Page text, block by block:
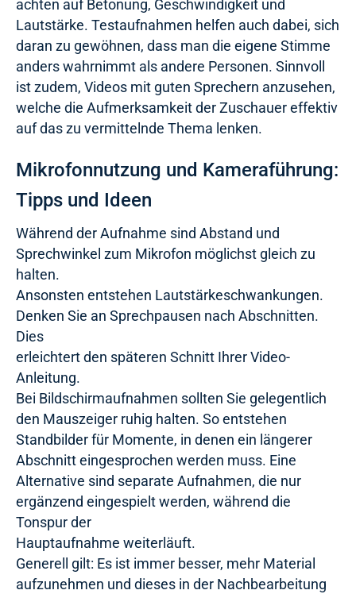
achten auf Betonung, Geschwindigkeit und
Lautstärke. Testaufnahmen helfen auch dabei, sich
daran zu gewöhnen, dass man die eigene Stimme
anders wahrnimmt als andere Personen. Sinnvoll
ist zudem, Videos mit guten Sprechern anzusehen,
welche die Aufmerksamkeit der Zuschauer effektiv
auf das zu vermittelnde Thema lenken.
Mikrofonnutzung und Kameraführung:
Tipps und Ideen
Während der Aufnahme sind Abstand und
Sprechwinkel zum Mikrofon möglichst gleich zu
halten.
Ansonsten entstehen Lautstärkeschwankungen.
Denken Sie an Sprechpausen nach Abschnitten.
Dies
erleichtert den späteren Schnitt Ihrer Video-
Anleitung.
Bei Bildschirmaufnahmen sollten Sie gelegentlich
den Mauszeiger ruhig halten. So entstehen
Standbilder für Momente, in denen ein längerer
Abschnitt eingesprochen werden muss. Eine
Alternative sind separate Aufnahmen, die nur
ergänzend eingespielt werden, während die
Tonspur der
Hauptaufnahme weiterläuft.
Generell gilt: Es ist immer besser, mehr Material
aufzunehmen und dieses in der Nachbearbeitung